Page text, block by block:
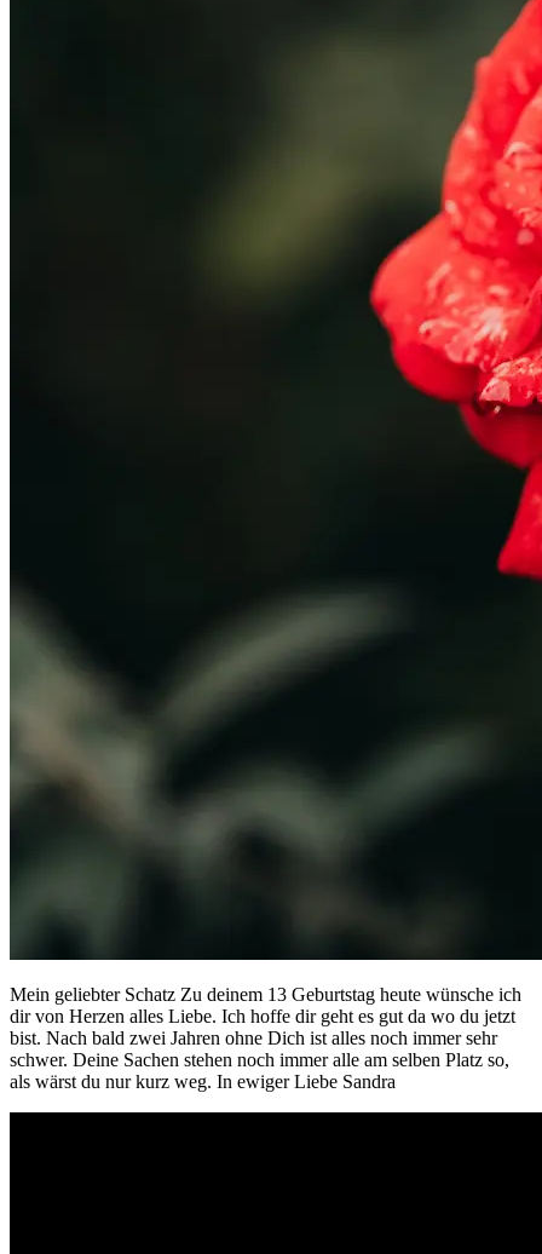
Mein geliebter Schatz Zu deinem 13 Geburtstag heute wünsche ich
dir von Herzen alles Liebe. Ich hoffe dir geht es gut da wo du jetzt
bist. Nach bald zwei Jahren ohne Dich ist alles noch immer sehr
schwer. Deine Sachen stehen noch immer alle am selben Platz so,
als wärst du nur kurz weg. In ewiger Liebe Sandra